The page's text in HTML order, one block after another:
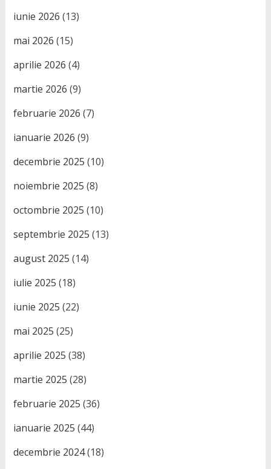
iunie 2026 (13)
mai 2026 (15)
aprilie 2026 (4)
martie 2026 (9)
februarie 2026 (7)
ianuarie 2026 (9)
decembrie 2025 (10)
noiembrie 2025 (8)
octombrie 2025 (10)
septembrie 2025 (13)
august 2025 (14)
iulie 2025 (18)
iunie 2025 (22)
mai 2025 (25)
aprilie 2025 (38)
martie 2025 (28)
februarie 2025 (36)
ianuarie 2025 (44)
decembrie 2024(18)